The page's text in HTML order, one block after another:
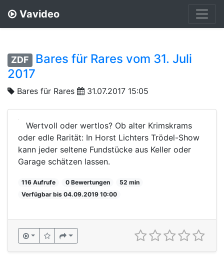
Vavideo
ZDF
Bares für Rares vom 31. Juli
2017
Bares für Rares 31.07.2017 15:05
Wertvoll oder wertlos? Ob alter Krimskrams
oder edle Rarität: In Horst Lichters Trödel-Show
kann jeder seltene Fundstücke aus Keller oder
Garage schätzen lassen.
116 Aufrufe 0 Bewertungen
52 min
Verfügbar bis 04.09.2019 10:00